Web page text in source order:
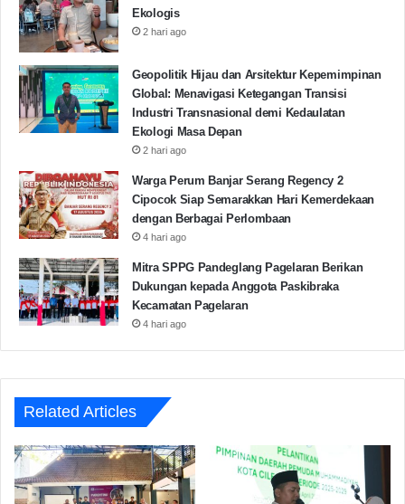
Cilegon
Krakatau Steel Silmy Karim
Ekologis
2 hari ago
Geopolitik Hijau dan Arsitektur Kepemimpinan
Global: Menavigasi Ketegangan Transisi
Industri Transnasional demi Kedaulatan
Ekologi Masa Depan
2 hari ago
Warga Perum Banjar Serang Regency 2
Cipocok Siap Semarakkan Hari Kemerdekaan
dengan Berbagai Perlombaan
4 hari ago
Mitra SPPG Pandeglang Pagelaran Berikan
Dukungan kepada Anggota Paskibraka
Kecamatan Pagelaran
4 hari ago
Related Articles